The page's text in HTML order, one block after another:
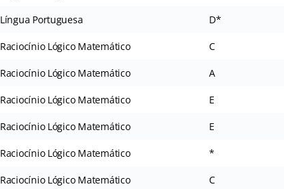
Língua Portuguesa D*
Raciocínio Lógico Matemático C
Raciocínio Lógico Matemático A
Raciocínio Lógico Matemático E
Raciocínio Lógico Matemático E
Raciocínio Lógico Matemático *
Raciocínio Lógico Matemático C